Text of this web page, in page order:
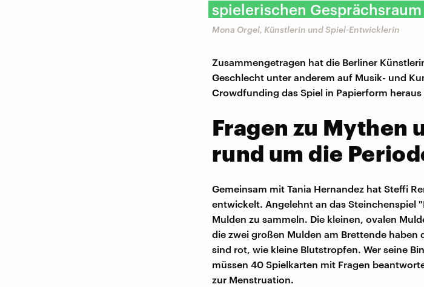
spielerischen
Mona Orgel, Künstlerin und Spiel-Entwicklerin
Zusammengetragen hat die Berliner
Geschlecht unter anderem auf Musik- und
Crowdfunding das Spiel in Papierform
Fragen zu Mythen
rund um die
Gemeinsam mit Tania Hernandez hat Steffi
entwickelt. Angelehnt an das Steinchenspiel
Mulden zu sammeln. Die kleinen, ovalen
die zwei großen Mulden am Brettende haben
sind rot, wie kleine Blutstropfen. Wer seine
müssen 40 Spielkarten mit Fragen
zur Menstruation.